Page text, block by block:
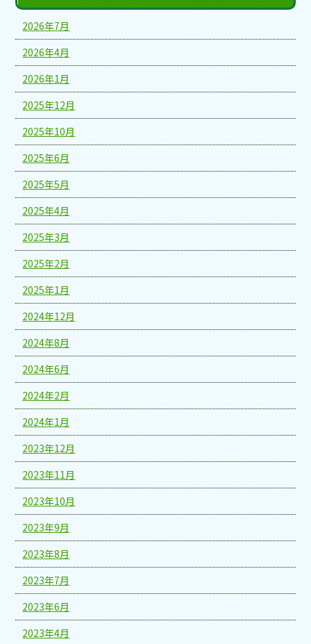
2026年7月
2026年4月
2026年1月
2025年12月
2025年10月
2025年6月
2025年5月
2025年4月
2025年3月
2025年2月
2025年1月
2024年12月
2024年8月
2024年6月
2024年2月
2024年1月
2023年12月
2023年11月
2023年10月
2023年9月
2023年8月
2023年7月
2023年6月
2023年4月